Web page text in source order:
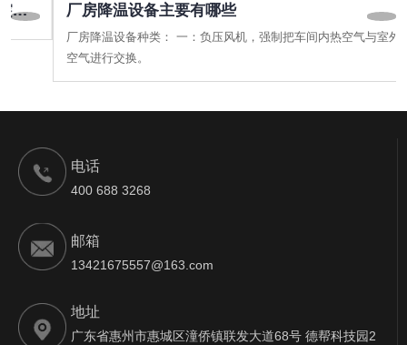
厂房降温设备主要有哪些
厂房降温设备种类： 一：负压风机，强制把车间内热空气与室外的
空气进行交换。
电话
400 688 3268
邮箱
13421675557@163.com
地址
广东省惠州市惠城区潼侨镇联发大道68号 德帮科技园2